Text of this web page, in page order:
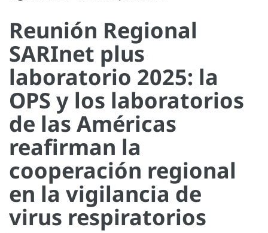
Reunión Regional
SARInet plus
laboratorio 2025: la
OPS y los laboratorios
de las Américas
reafirman la
cooperación regional
en la vigilancia de
virus respiratorios